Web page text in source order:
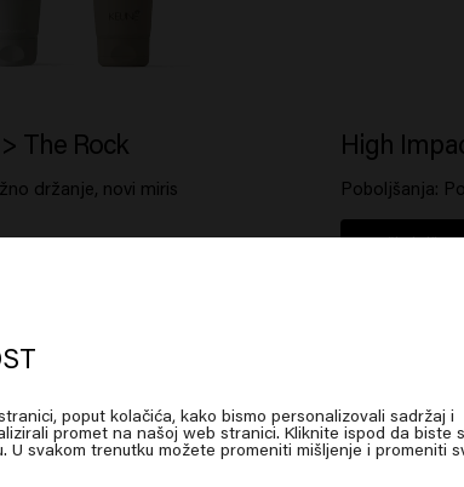
The Rock
držanje, novi miris
High
Poboljšanja:
Pročitaj više
belowpoput kolačića, kako bismo personalizovali sadržaj i
promet na našoj web stranici. Kliknite ispod da biste
svakom trenutku možete promeniti mišljenje i promeniti